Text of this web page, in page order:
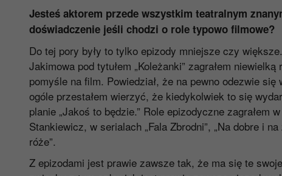
Jesteś aktorem przede wszystkim teatralnym
doświadczenie jeśli chodzi o role typowo filmowe?
Do tej pory były to tylko epizody mniejsze czy
Jakimowa pod tytułem „Koleżanki” zagrałem
pomyśle na film. Powiedział, że na pewno odezwie
ogóle przestałem wierzyć, że kiedykolwiek to się
planie „Jakoś to będzie.” Role epizodyczne zagrałem
Stankiewicz, w serialach „Fala Zbrodni”, „Na dobre i
róże”.
Z epizodami jest prawie zawsze tak, że ma się te